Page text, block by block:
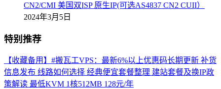
CN2/CMI 美国双ISP 原生IP(可选AS4837 CN2 CUII）
2024年3月5日
特别推荐
【收藏备用】#搬瓦工VPS：最新6%以上优惠码长期更新 补货
信息发布 线路如何选择 经典便宜套餐整理 建站套餐及换IP政
策解读 最低KVM 1核512MB 128元/年